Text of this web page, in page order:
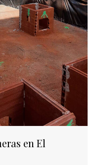
en El